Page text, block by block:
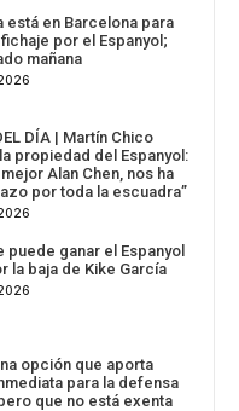
está en Barcelona para
por el Espanyol;
mañana
DÍA | Martín Chico
propiedad del Espanyol:
Alan Chen, nos ha
por toda la escuadra”
puede ganar el Espanyol
la baja de Kike García
opción que aporta
para la defensa
que no está exenta